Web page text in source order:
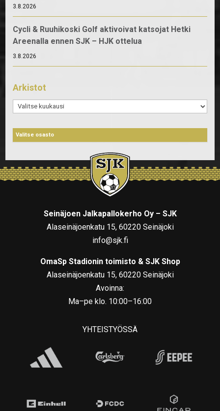
3.8.2026
Cycli & Ruuhikoski Golf aktivoivat katsojat Hetki
Areenalla ennen SJK – HJK ottelua
3.8.2026
Arkistot
Arkistot
Seinäjoen Jalkapallokerho Oy – SJK
Alaseinäjoenkatu 15, 60220 Seinäjoki
info@sjk.fi
OmaSp Stadionin toimisto & SJK Shop
Alaseinäjoenkatu 15, 60220 Seinäjoki
Avoinna:
Ma–pe klo. 10:00–16:00
YHTEISTYÖSSÄ